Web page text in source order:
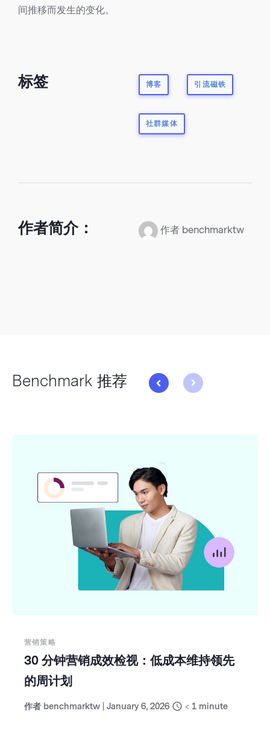
间推移而发生的变化。
标签 博客 引流磁铁
社群媒体
作者简介： 作者 benchmarktw
Benchmark 推荐
营销策略
30 分钟营销成效检视：低成本维持领先
的周计划
作者 benchmarktw January 6, 2026 < 1 minute